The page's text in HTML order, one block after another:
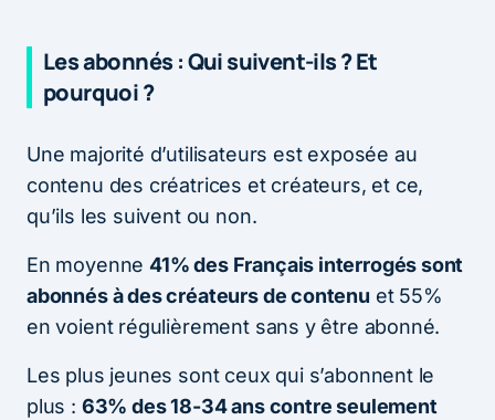
Les abonnés : Qui suivent-ils ? Et
pourquoi ?
Une majorité d’utilisateurs est exposée au
contenu des créatrices et créateurs, et ce,
qu’ils les suivent ou non.
En moyenne41% des Français interrogés sont
abonnés à des créateurs de contenu et 55%
en voient régulièrement sans y être abonné.
Les plus jeunes sont ceux qui s’abonnent le
plus : 63% des 18-34 ans contre seulement